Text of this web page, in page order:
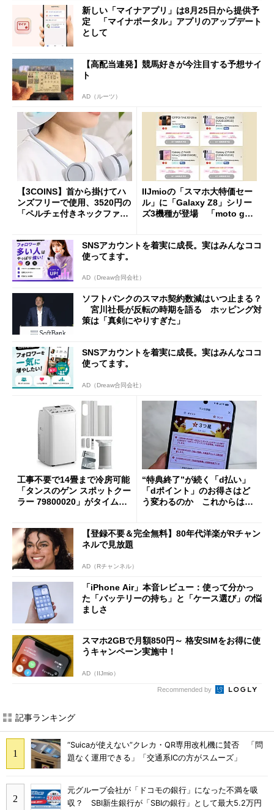
新しい「マイナアプリ」は8月25日から提供予
定 「マイナポータル」アプリのアップデート
として
【高配当連発】競馬好きが今注目する予想サイ
ト
AD（ルーツ）
【3COINS】首から掛けてハ
ンズフリーで使用、3520円の
「ペルチェ付きネックファ
IIJmioの「スマホ大特価セー
ル」に「Galaxy Z8」シリー
ズ3機種が登場 「moto g37
SNSアカウントを着実に成長。実はみんなココ
使ってます。
AD（Dreaw合同会社）
ソフトバンクのスマホ契約数減はいつ止まる？
宮川社長が反転の時期を語る ホッピング対
策は「真剣にやりすぎた」
SNSアカウントを着実に成長。実はみんなココ
使ってます。
AD（Dreaw合同会社）
工事不要で14畳まで冷房可能
「タンスのゲン スポットクー
ラー 79800020」がタイムセ
“特典終了”が続く「d払い」
「dポイント」のお得さはど
う変わるのか これからは
【登録不要＆完全無料】80年代洋楽がRチャン
ネルで見放題
AD（Rチャンネル）
「iPhone Air」本音レビュー：使って分かっ
た「バッテリーの持ち」と「ケース選び」の悩
ましさ
スマホ2GBで月額850円～ 格安SIMをお得に使
うキャンペーン実施中！
AD（IIJmio）
Recommended by
記事ランキング
“Suicaが使えない”クレカ・QR専用改札機に賛否 「問
題なく運用できる」「交通系ICの方がスムーズ」
元グループ会社が「ドコモの銀行」になった不満を吸
収？ SBI新生銀行が「SBIの銀行」として最大5.2万円